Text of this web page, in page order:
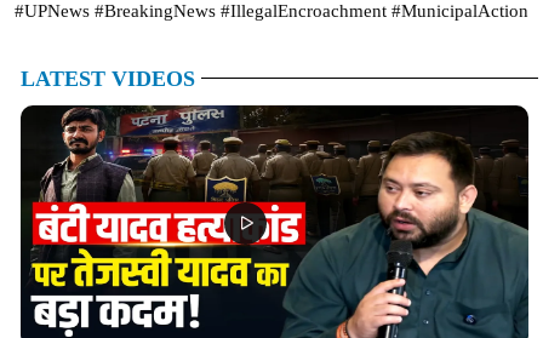
#UPNews #BreakingNews #IllegalEncroachment #MunicipalAction
LATEST VIDEOS